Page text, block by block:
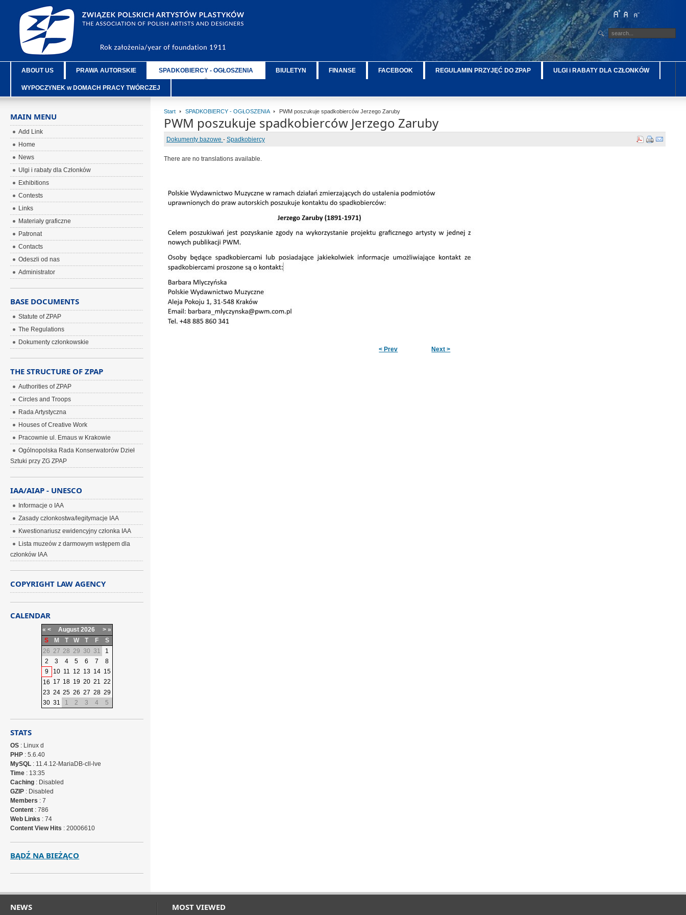
ABOUT US PRAWA AUTORSKIE SPADKOBIERCY - OGŁOSZENIA BIULETYN FINANSE FACEBOOK REGULAMIN PRZYJĘĆ DO ZPAP ULGI i RABATY DLA CZŁONKÓW
WYPOCZYNEK w DOMACH PRACY TWÓRCZEJ
Start SPADKOBIERCY - OGŁOSZENIA PWM poszukuje spadkobierców Jerzego Zaruby
PWM poszukuje spadkobierców Jerzego Zaruby
Dokumenty bazowe - Spadkobiercy
There are no translations available.
< Prev Next >
MAIN MENU
Add Link
Home
News
Ulgi i rabaty dla Członków
Exhibitions
Contests
Links
Materiały graficzne
Patronat
Contacts
Odeszli od nas
Administrator
BASE DOCUMENTS
Statute of ZPAP
The Regulations
Dokumenty członkowskie
THE STRUCTURE OF ZPAP
Authorities of ZPAP
Circles and Troops
Rada Artystyczna
Houses of Creative Work
Pracownie ul. Emaus w Krakowie
Ogólnopolska Rada Konserwatorów Dzieł
Sztuki przy ZG ZPAP
IAA/AIAP - UNESCO
Informacje o IAA
Zasady członkostwa/legitymacje IAA
Kwestionariusz ewidencyjny członka IAA
Lista muzeów z darmowym wstępem dla
członków IAA
COPYRIGHT LAW AGENCY
CALENDAR
« < August 2026 > »
S
M T W T F
S
26 27 28 29 30 31
1
2
3 4 5 6 7
8
9
10 11 12 13 14 15
16 17 18 19 20 21 22
23 24 25 26 27 28 29
30 31 1 2 3 4 5
STATS
OS : Linux d
PHP : 5.6.40
MySQL : 11.4.12-MariaDB-cll-lve
Time : 13:35
Caching : Disabled
GZIP : Disabled
Members : 7
Content : 786
Web Links : 74
Content View Hits : 20006610
BĄDŹ NA BIEŻĄCO
NEWS MOST VIEWED